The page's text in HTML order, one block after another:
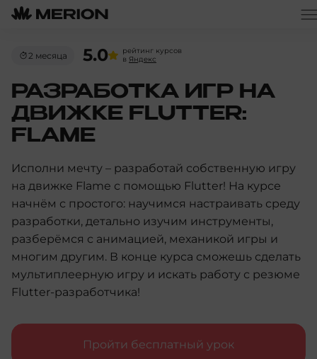
2 месяца 5.0
рейтинг курсов
в Яндекс
РАЗРАБОТКА ИГР НА
ДВИЖКЕ FLUTTER:
FLAME
Исполни мечту – разработай собственную игру
на движке Flame с помощью Flutter! На курсе
начнём с простого: научимся настраивать среду
разработки, детально изучим инструменты,
разберёмся с анимацией, механикой игры и
многим другим. В конце курса сможешь сделать
мультиплеерную игру и искать работу с резюме
Flutter-разработчика!
Пройти бесплатный урок